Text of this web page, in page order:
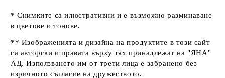
* Снимките са илюстративни и е възможно разминаване
в цветове и тонове.
** Изображенията и дизайна на продуктите в този сайт
са авторски и правата върху тях принадлежат на "ЯНА"
АД. Използването им от трети лица е забранено без
изричното съгласие на дружеството.